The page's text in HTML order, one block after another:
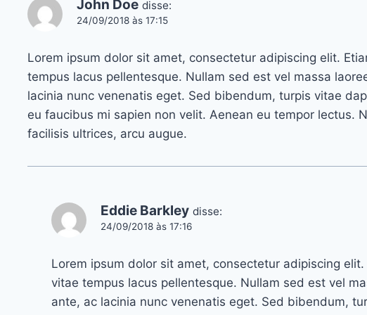
John Doe disse:
24/09/2018 às 17:15
Lorem ipsum dolor sit amet, consectetur adipiscing elit.
tempus lacus pellentesque. Nullam sed est vel massa
lacinia nunc venenatis eget. Sed bibendum, turpis vitae
eu faucibus mi sapien non velit. Aenean eu tempor lectus.
facilisis ultrices, arcu augue.
Eddie Barkley disse:
24/09/2018 às 17:16
Lorem ipsum dolor sit amet, consectetur adipiscing
vitae tempus lacus pellentesque. Nullam sed est vel
ante, ac lacinia nunc venenatis eget. Sed bibendum,